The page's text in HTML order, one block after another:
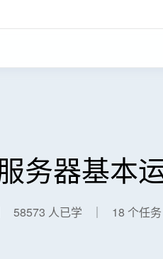
务器基本
58573 人已学 18 个任务